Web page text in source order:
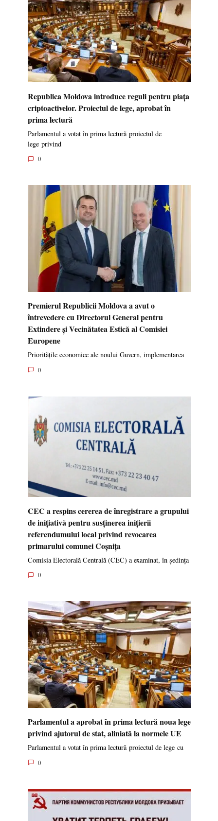
Republica Moldova introduce reguli pentru piața
criptoactivelor. Proiectul de lege, aprobat în
prima lectură
Parlamentul a votat în prima lectură proiectul de
lege privind
0
Premierul Republicii Moldova a avut o
întrevedere cu Directorul General pentru
Extindere și Vecinătatea Estică al Comisiei
Europene
Prioritățile economice ale noului Guvern, implementarea
0
CEC a respins cererea de înregistrare a grupului
de inițiativă pentru susținerea inițierii
referendumului local privind revocarea
primarului comunei Coșnița
Comisia Electorală Centrală (CEC) a examinat, în ședința
0
Parlamentul a aprobat în prima lectură noua lege
privind ajutorul de stat, aliniată la normele UE
Parlamentul a votat în prima lectură proiectul de lege cu
0